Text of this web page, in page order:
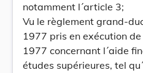
notamment l´article 3;
Vu le règlement grand-
1977 pris en exécution
1977 concernant l´aide
études supérieures, tel